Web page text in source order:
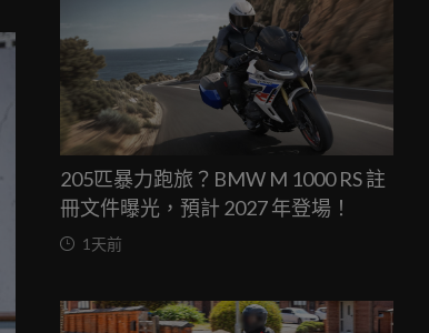
205匹暴力跑旅？BMW M 1000 RS 註
冊文件曝光，預計 2027 年登場！
1天前